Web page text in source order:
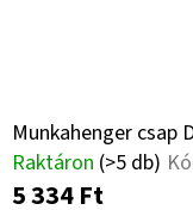
Munkahenger csap
Raktáron (>5 db)
5 334 Ft